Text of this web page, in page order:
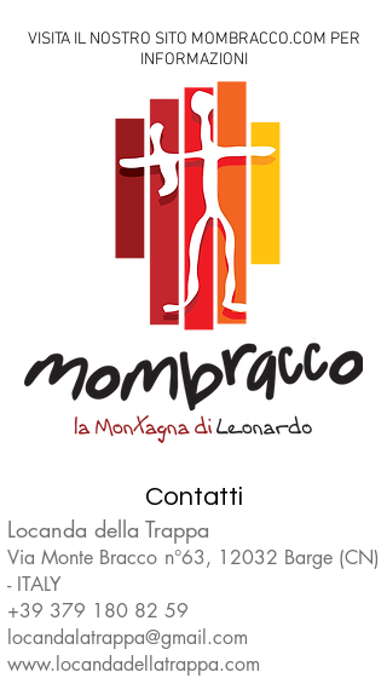
VISITA IL NOSTRO SITO MOMBRACCO.COM PER
INFORMAZIONI
Contatti
Locanda della Trappa
Via Monte Bracco n°63, 12032 Barge (CN)
- ITALY
+39 379 180 82 59
locandalatrappa@gmail.com
www.locandadellatrappa.com